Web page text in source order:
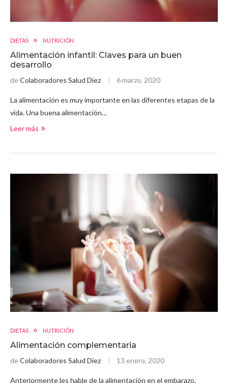
DIETAS NUTRICIÓN
Alimentación infantil: Claves para un buen
desarrollo
deColaboradores Salud Diez 6 marzo, 2020
La alimentación es muy importante en las diferentes etapas de la
vida. Una buena alimentación…
Leer más
DIETAS NUTRICIÓN
Alimentación complementaria
deColaboradores Salud Diez 13 enero, 2020
Anteriormente les hable de la alimentación en el embarazo.